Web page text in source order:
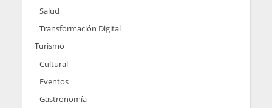
Salud
Transformación Digital
Turismo
Cultural
Eventos
Gastronomía